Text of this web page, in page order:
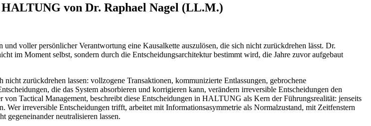
von Dr. Raphael Nagel (LL.M.)
voller persönlicher Verantwortung eine Kausalkette auszulösen, die sich nicht zurückdrehen lässt. Dr.
im Moment selbst, sondern durch die Entscheidungsarchitektur bestimmt wird, die Jahre zuvor aufgebaut
zurückdrehen lassen: vollzogene Transaktionen, kommunizierte Entlassungen, gebrochene
die das System absorbieren und korrigieren kann, verändern irreversible Entscheidungen den
Tactical Management, beschreibt diese Entscheidungen in HALTUNG als Kern der Führungsrealität: jenseits
irreversible Entscheidungen trifft, arbeitet mit Informationsasymmetrie als Normalzustand, mit Zeitfenstern
gegeneinander neutralisieren lassen.